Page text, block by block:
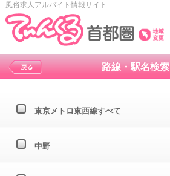
風俗求人アルバイト情報サイト
路線・駅名検索
東京メトロ東西線すべて
中野